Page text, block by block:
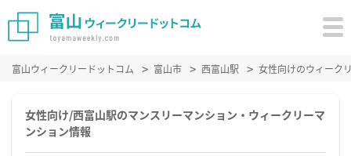
富山ウィークリードットコム 富山市 西富山駅 女性向けのウィーク
女性向け/西富山駅のマンスリーマンション・ウィークリーマ
ンション情報